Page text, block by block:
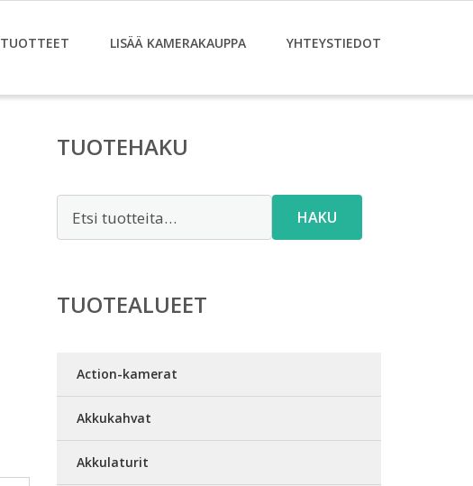
TUOTTEET LISÄÄ KAMERAKAUPPA YHTEYSTIEDOT
TUOTEHAKU
HAKU
TUOTEALUEET
Action-kamerat
Akkukahvat
Akkulaturit